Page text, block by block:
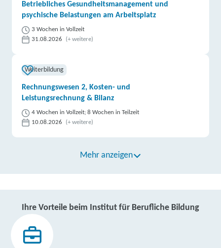
Betriebliches Gesundheitsmanagement und
psychische Belastungen am Arbeitsplatz
3 Wochen in Vollzeit
31.08.2026
(+ weitere)
Weiterbildung
Rechnungswesen 2, Kosten- und
Leistungsrechnung & Bilanz
4 Wochen in Vollzeit; 8 Wochen in Teilzeit
10.08.2026
(+ weitere)
Mehr anzeigen
Ihre Vorteile beim Institut für Berufliche Bildung